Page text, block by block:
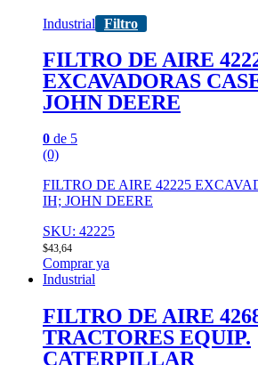
Industrial Filtro
FILTRO DE AIRE
EXCAVADORAS
JOHN DEERE
0 de 5
(0)
FILTRO DE AIRE 42225
IH; JOHN DEERE
SKU: 42225
$43,64
Comprar ya
Industrial
FILTRO DE AIRE
TRACTORES EQUIP.
CATERPILLAR